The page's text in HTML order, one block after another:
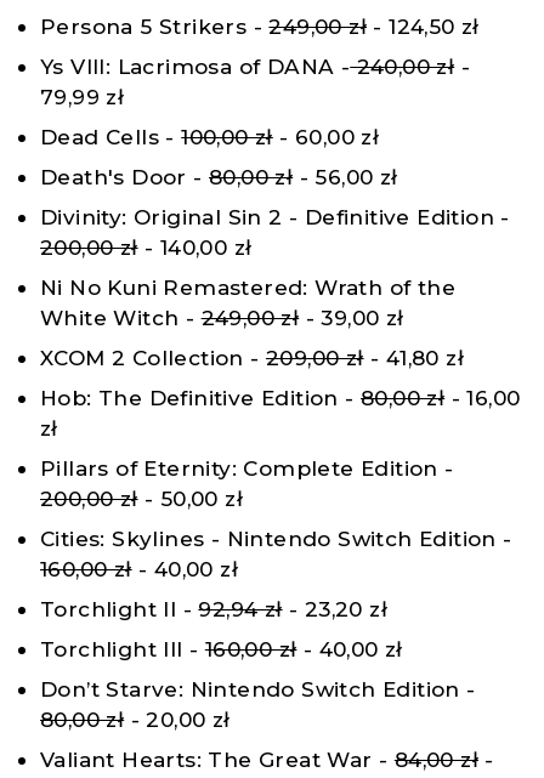
Persona 5 Strikers -249,00 zł - 124,50 zł
Ys VIII: Lacrimosa of DANA -240,00 zł-
79,99 zł
Dead Cells -100,00 zł- 60,00 zł
Death's Door - 80,00 zł- 56,00 zł
Divinity: Original Sin 2 - Definitive Edition -
200,00 zł- 140,00 zł
Ni No Kuni Remastered: Wrath of the
White Witch -249,00 zł- 39,00 zł
XCOM 2 Collection - 209,00 zł- 41,80 zł
Hob: The Definitive Edition - 80,00 zł- 16,00
zł
Pillars of Eternity: Complete Edition -
200,00 zł- 50,00 zł
Cities: Skylines - Nintendo Switch Edition -
160,00 zł- 40,00 zł
Torchlight II -92,94 zł- 23,20 zł
Torchlight III -160,00 zł- 40,00 zł
Don’t Starve: Nintendo Switch Edition -
80,00 zł- 20,00 zł
Valiant Hearts: The Great War -84,00 zł -